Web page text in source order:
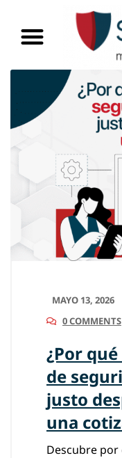
MAYO 13, 2026
0 COMMENTS
¿Por
de
justo
una
Descubre